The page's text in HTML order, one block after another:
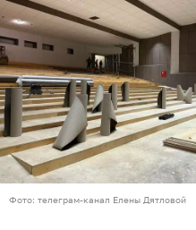
Фото: телеграм-канал Елены Дятловой